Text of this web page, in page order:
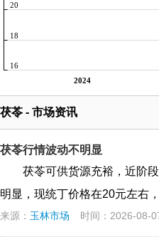
2024
16
18
20
茯苓 - 市场资讯
茯苓行情波动不明显
茯苓可供货源充裕，近阶
明显，现统丁价格在20元左右
来源： 玉林市场 时间：2026-08-